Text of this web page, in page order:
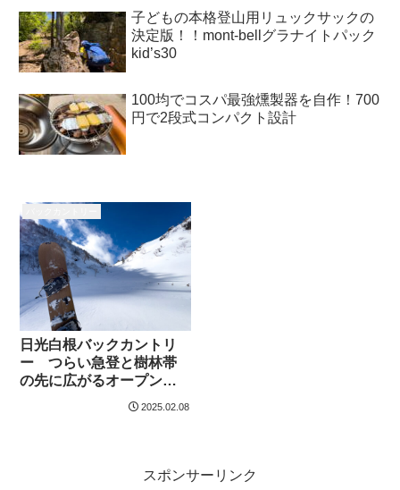
子どもの本格登山用リュックサックの
決定版！！mont-bellグラナイトパック
kid’s30
100均でコスパ最強燻製器を自作！700
円で2段式コンパクト設計
日光白根バックカントリ
ー つらい急登と樹林帯
の先に広がるオープンバ
2025.02.08
スポンサーリンク